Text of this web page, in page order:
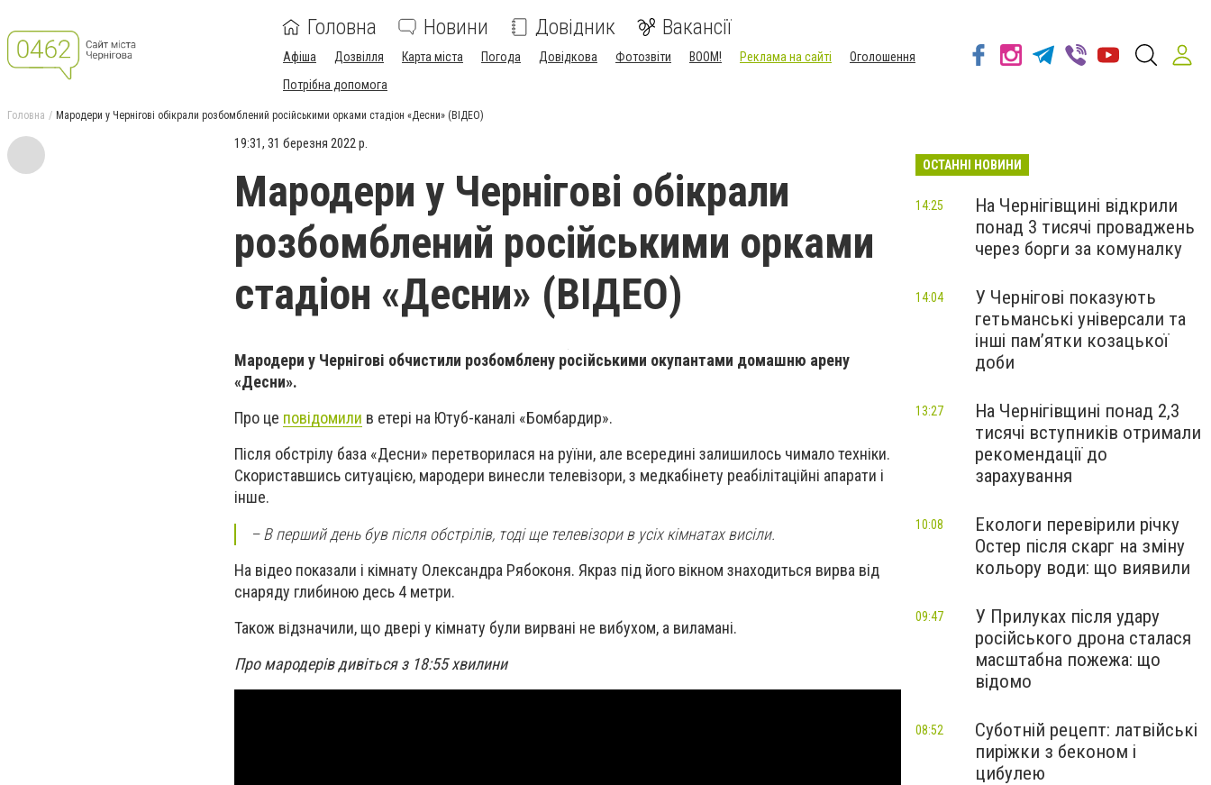
Головна Новини Довідник Вакансії
Афіша Дозвілля Карта міста Погода Довідкова Фотозвіти BOOM! Реклама на сайті
Оголошення
Потрібна допомога
Головна Мародери у Чернігові обікрали розбомблений російськими орками стадіон «Десни» (ВІДЕО)
19:31, 31 березня 2022 р.
Мародери у Чернігові обікрали
розбомблений російськими орками
стадіон «Десни» (ВІДЕО)
Мародери у Чернігові обчистили розбомблену російськими окупантами домашню арену
«Десни».
Про це повідомили в етері на Ютуб-каналі «Бомбардир».
Після обстрілу база «Десни» перетворилася на руїни, але всередині залишилось чимало техніки.
Скориставшись ситуацією, мародери винесли телевізори, з медкабінету реабілітаційні апарати і
інше.
– В перший день був після обстрілів, тоді ще телевізори в усіх кімнатах висіли.
На відео показали і кімнату Олександра Рябоконя. Якраз під його вікном знаходиться вирва від
снаряду глибиною десь 4 метри.
Також відзначили, що двері у кімнату були вирвані не вибухом, а виламані.
Про мародерів дивіться з 18:55 хвилини
ОСТАННІ НОВИНИ
На Чернігівщині відкрили
понад 3 тисячі проваджень
через борги за комуналку
14:25
У Чернігові показують
гетьманські універсали та
інші пам’ятки козацької
доби
14:04
На Чернігівщині понад 2,3
тисячі вступників отримали
рекомендації до
зарахування
13:27
Екологи перевірили річку
Остер після скарг на зміну
кольору води: що виявили
10:08
У Прилуках після удару
російського дрона сталася
масштабна пожежа: що
відомо
09:47
Суботній рецепт: латвійські
пиріжки з беконом і
цибулею
08:52